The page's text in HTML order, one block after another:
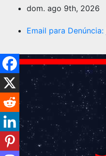
dom. ago 9th, 2026
Email para Denúncia: